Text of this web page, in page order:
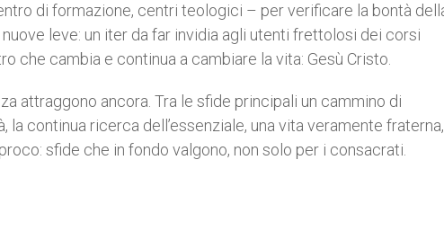
di formazione, centri teologici – per verificare la bontà
leve: un iter da far invidia agli utenti frettolosi dei corsi
che cambia e continua a cambiare la vita: Gesù Cristo.
attraggono ancora. Tra le sfide principali un cammino di
continua ricerca dell’essenziale, una vita veramente fraterna,
sfide che in fondo valgono, non solo per i consacrati.